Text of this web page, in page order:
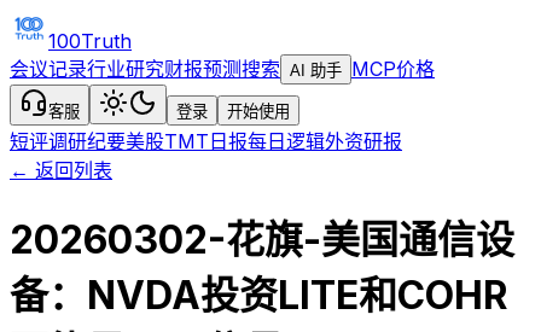
100Truth
会议记录行业研究财报预测搜索 AI 助手 MCP价格
客服 登录 开始使用
短评调研纪要美股TMT日报每日逻辑外资研报
← 返回列表
20260302-花旗-美国通信设
备：NVDA投资LITE和COHR